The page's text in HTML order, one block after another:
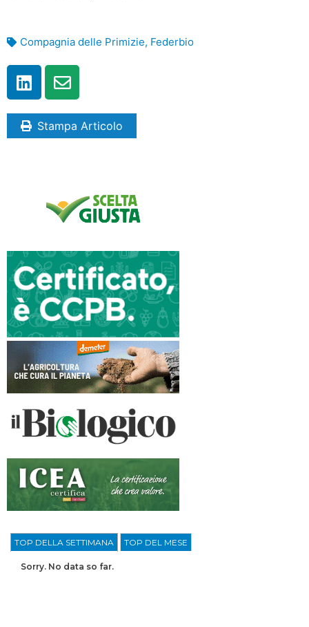
Compagnia delle Primizie, Federbio
Stampa Articolo
TOP DELLA SETTIMANA TOP DEL MESE
Sorry. No data so far.